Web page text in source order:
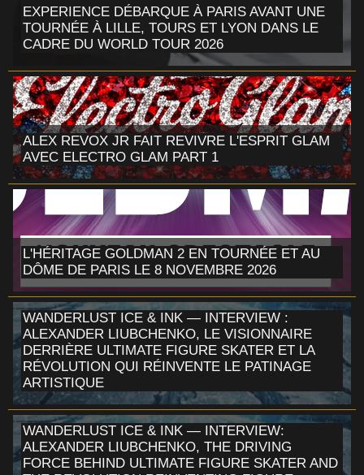
EXPERIENCE DÉBARQUE À PARIS AVANT UNE
TOURNÉE À LILLE, TOURS ET LYON DANS LE
CADRE DU WORLD TOUR 2026
ALEX REVOX JR FAIT REVIVRE L'ESPRIT GLAM
AVEC ELECTRO GLAM PART 1
L'HÉRITAGE GOLDMAN 2 EN TOURNÉE ET AU
DÔME DE PARIS LE 8 NOVEMBRE 2026
WANDERLUST ICE & INK — INTERVIEW :
ALEXANDER LIUBCHENKO, LE VISIONNAIRE
DERRIÈRE ULTIMATE FIGURE SKATER ET LA
RÉVOLUTION QUI RÉINVENTE LE PATINAGE
ARTISTIQUE
WANDERLUST ICE & INK — INTERVIEW:
ALEXANDER LIUBCHENKO, THE DRIVING
FORCE BEHIND ULTIMATE FIGURE SKATER AND